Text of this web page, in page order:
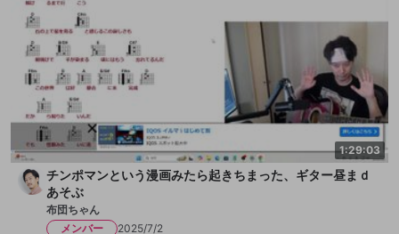
1:29:03
チンポマンという漫画みたら起きちまった、ギター昼まｄ
あそぶ
布団ちゃん
メンバー
2025/7/2